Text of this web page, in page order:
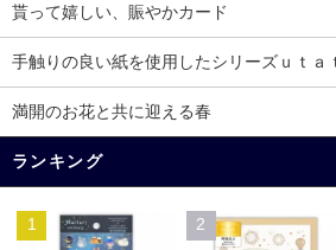
貰って嬉しい、賑やかカード
手触りの良い紙を使用したシリーズｕｔａ
満開のお花と共に迎える春
ランキング
1 2